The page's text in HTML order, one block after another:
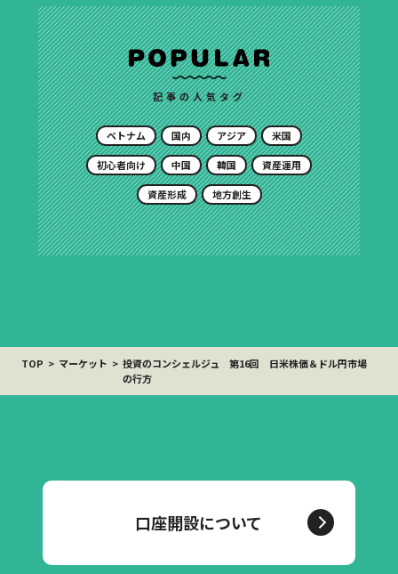
記事の人気タグ
ベトナム 国内 アジア 米国
初心者向け 中国 韓国 資産運用
資産形成 地方創生
TOP マーケット
投資のコンシェルジュ 第16回 日米株価＆ドル円市場
の行方
口座開設について